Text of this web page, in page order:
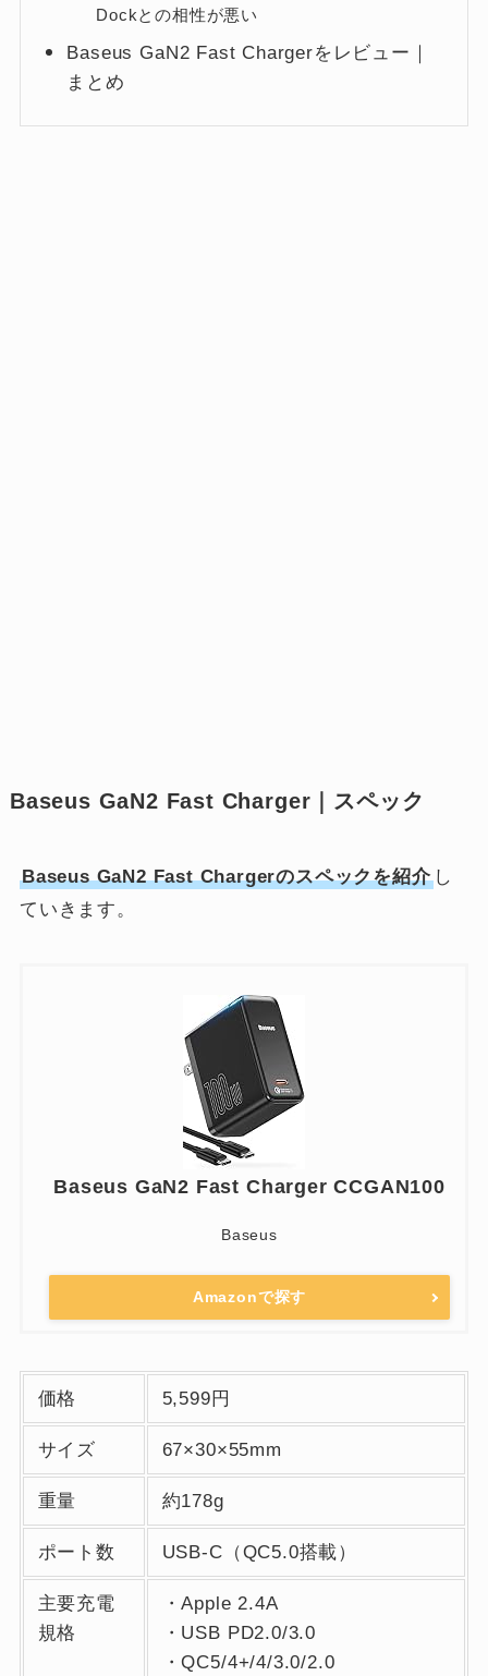
Dockとの相性が悪い
Baseus GaN2 Fast Chargerをレビュー｜
まとめ
Baseus GaN2 Fast Charger｜スペック
Baseus GaN2 Fast Chargerのスペックを紹介し
ていきます。
Baseus GaN2 Fast Charger CCGAN100
Baseus
Amazonで探す
価格 5,599円
サイズ 67×30×55mm
重量 約178g
ポート数 USB-C（QC5.0搭載）
主要充電
規格
・Apple 2.4A
・USB PD2.0/3.0
・QC5/4+/4/3.0/2.0